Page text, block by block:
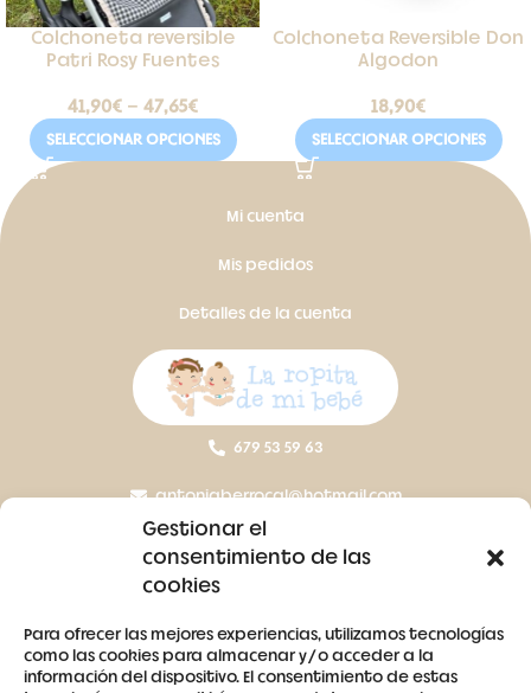
Gestionar el
consentimiento de las
cookies
Para ofrecer las mejores experiencias, utilizamos tecnologías
como las cookies para almacenar y/o acceder a la
información del dispositivo. El consentimiento de estas
Colchoneta reversible
Patri Rosy Fuentes
41,90€ - 47,65€
SELECCIONAR OPCIONES
Colchoneta Reversible Don
Algodon
18,90€
SELECCIONAR OPCIONES
Mi cuenta
Mis pedidos
Detalles de la cuenta
679 53 59 63
antoniaberrocal@hotmail.com